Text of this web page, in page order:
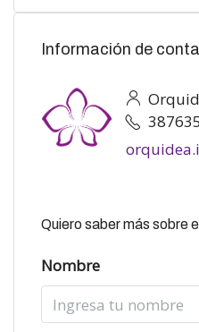
Información de
Quiero saber más sobre
Nombre